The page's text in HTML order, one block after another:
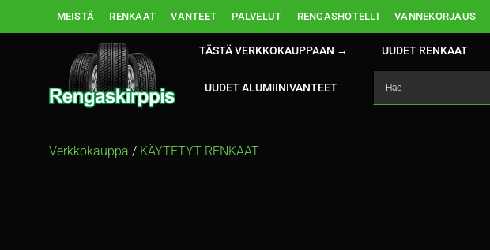
MEISTÄ RENKAAT VANTEET PALVELUT RENGASHOTELLI VANNEKORJAUS
TÄSTÄ VERKKOKAUPPAAN → UUDET RENKAAT
UUDET ALUMIINIVANTEET
Verkkokauppa / KÄYTETYT RENKAAT